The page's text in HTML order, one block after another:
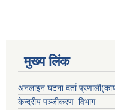
मुख्य लिंक
अनलाइन घटना दर्ता
केन्द्रीय पञ्जीकरण विभाग